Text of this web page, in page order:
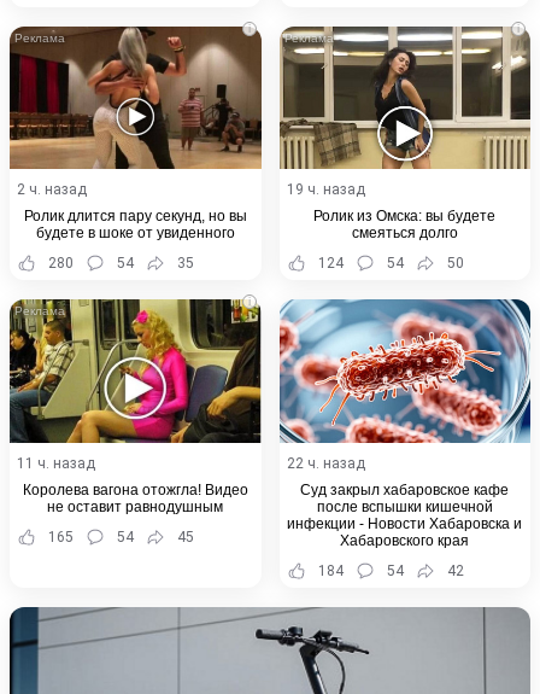
i
2 ч. назад
Ролик длится пару секунд, но вы
будете в шоке от увиденного
280
54 35
i
19 ч. назад
Ролик из Омска: вы будете
смеяться долго
124
54 50
i
11 ч. назад
Королева вагона отожгла! Видео
не оставит равнодушным
165
54 45
22 ч. назад
Суд закрыл хабаровское кафе
после вспышки кишечной
инфекции - Новости Хабаровска и
Хабаровского края
184
54 42